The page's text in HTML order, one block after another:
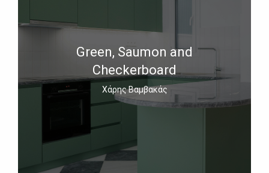
Green, Saumon and
Checkerboard
Χάρης Βαμβακάς